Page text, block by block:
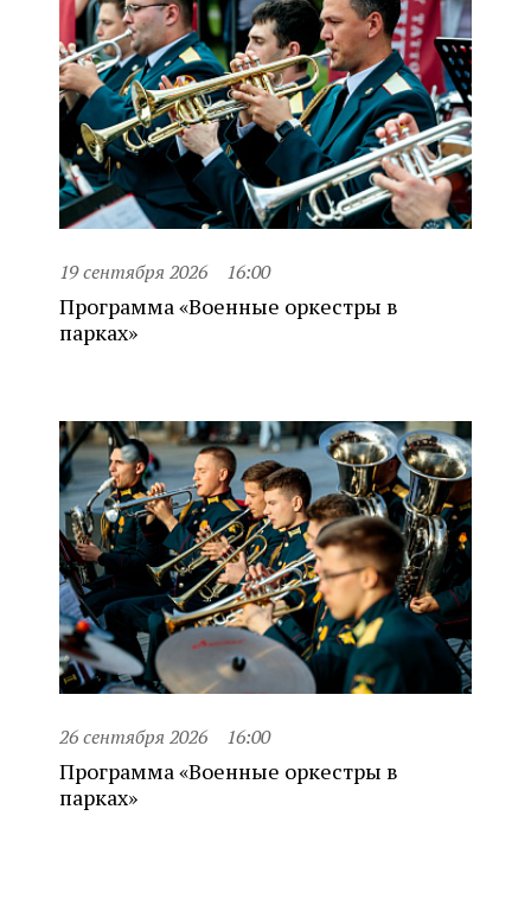
19 сентября 2026 16:00
Программа «Военные оркестры в
парках»
26 сентября 2026 16:00
Программа «Военные оркестры в
парках»